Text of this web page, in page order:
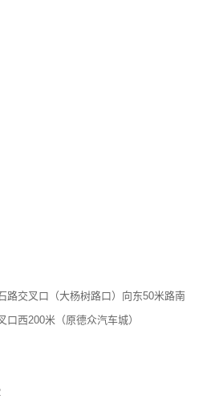
路交叉口（大杨树路口）向东50米路南
西200米（原德众汽车城）